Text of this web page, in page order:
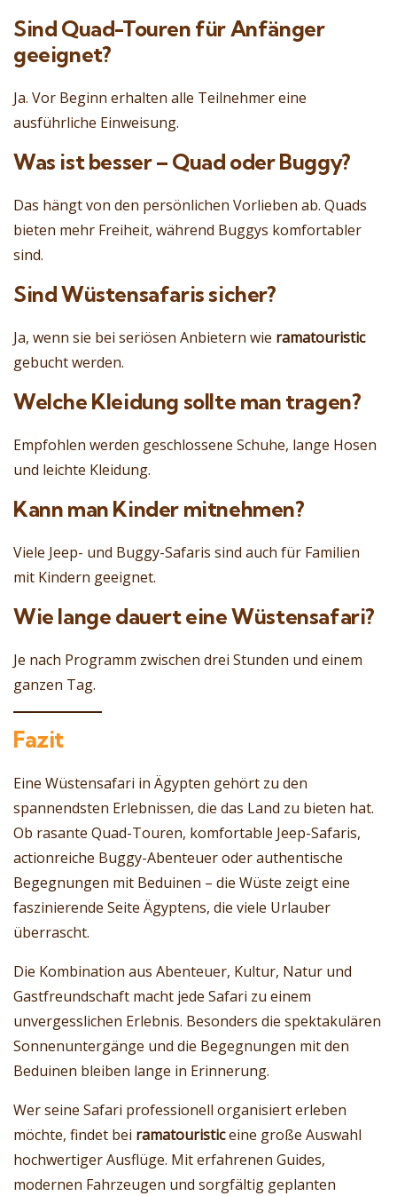
Sind Quad-Touren für Anfänger
geeignet?
Ja. Vor Beginn erhalten alle Teilnehmer eine
ausführliche Einweisung.
Was ist besser – Quad oder Buggy?
Das hängt von den persönlichen Vorlieben ab. Quads
bieten mehr Freiheit, während Buggys komfortabler
sind.
Sind Wüstensafaris sicher?
Ja, wenn sie bei seriösen Anbietern wie ramatouristic
gebucht werden.
Welche Kleidung sollte man tragen?
Empfohlen werden geschlossene Schuhe, lange Hosen
und leichte Kleidung.
Kann man Kinder mitnehmen?
Viele Jeep- und Buggy-Safaris sind auch für Familien
mit Kindern geeignet.
Wie lange dauert eine Wüstensafari?
Je nach Programm zwischen drei Stunden und einem
ganzen Tag.
Fazit
Eine Wüstensafari in Ägypten gehört zu den
spannendsten Erlebnissen, die das Land zu bieten hat.
Ob rasante Quad-Touren, komfortable Jeep-Safaris,
actionreiche Buggy-Abenteuer oder authentische
Begegnungen mit Beduinen – die Wüste zeigt eine
faszinierende Seite Ägyptens, die viele Urlauber
überrascht.
Die Kombination aus Abenteuer, Kultur, Natur und
Gastfreundschaft macht jede Safari zu einem
unvergesslichen Erlebnis. Besonders die spektakulären
Sonnenuntergänge und die Begegnungen mit den
Beduinen bleiben lange in Erinnerung.
Wer seine Safari professionell organisiert erleben
möchte, findet bei ramatouristiceine große Auswahl
hochwertiger Ausflüge. Mit erfahrenen Guides,
modernen Fahrzeugen und sorgfältig geplanten